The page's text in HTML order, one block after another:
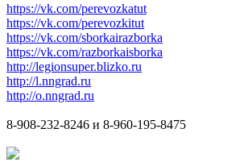
https://vk.com/perevozkatut
https://vk.com/perevozkitut
https://vk.com/sborkairazborka
https://vk.com/razborkaisborka
http://legionsuper.blizko.ru
http://l.nngrad.ru
http://o.nngrad.ru
8-908-232-8246 и 8-960-195-8475